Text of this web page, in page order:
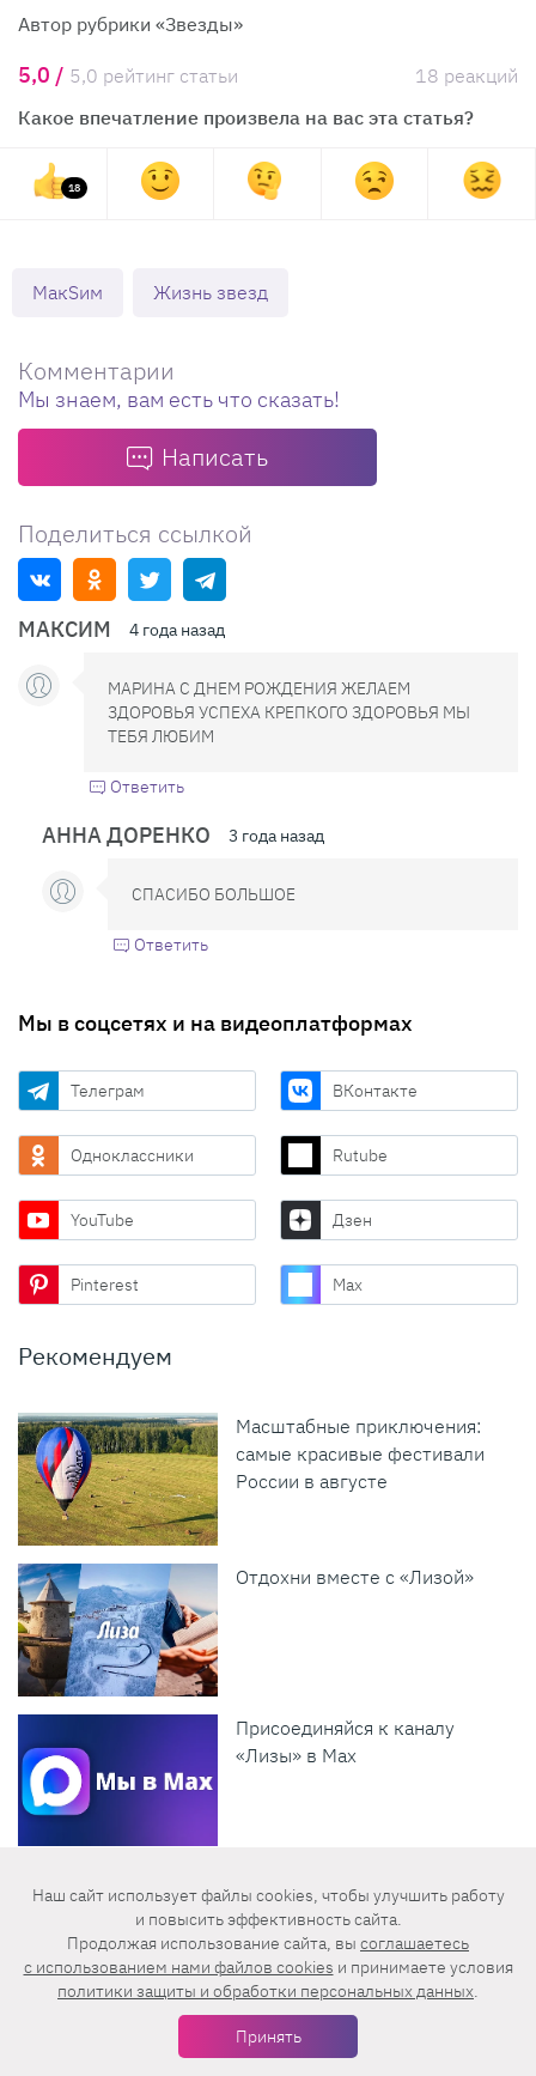
Автор рубрики «Звезды»
5,0 / 5,0 рейтинг статьи
18 реакций
Какое впечатление произвела на вас эта статья?
18
МакSим Жизнь звезд
Комментарии
Мы знаем, вам есть что сказать!
Написать
Поделиться ссылкой
МАКСИМ 4 года назад
МАРИНА С ДНЕМ РОЖДЕНИЯ ЖЕЛАЕМ
ЗДОРОВЬЯ УСПЕХА КРЕПКОГО ЗДОРОВЬЯ МЫ
ТЕБЯ ЛЮБИМ
Ответить
АННА ДОРЕНКО 3 года назад
СПАСИБО БОЛЬШОЕ
Ответить
Мы в соцсетях и на видеоплатформах
Телеграм ВКонтакте
Одноклассники Rutube
YouTube Дзен
Pinterest Max
Рекомендуем
Масштабные приключения:
самые красивые фестивали
России в августе
Отдохни вместе с «Лизой»
Присоединяйся к каналу
«Лизы» в Max
лучших рецептов для всей
семьи
Интервью с уникальными
женщинами: создатель
Наш сайт использует файлы cookies, чтобы улучшить работу
и повысить эффективность сайта.
Продолжая использование сайта, вы соглашаетесь
c использованием нами файлов cookies и принимаете условия
политики защиты и обработки персональных данных.
Принять